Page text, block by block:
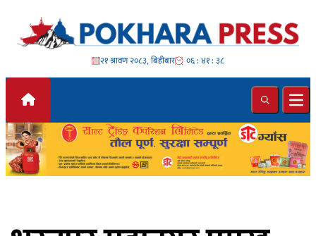
Skip to content
२१ श्रावण २०८३, बिहीबार ०६ : ४१ : ४०
Search